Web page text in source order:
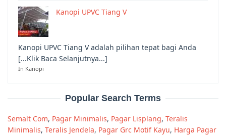
Kanopi UPVC Tiang V
Kanopi UPVC Tiang V adalah pilihan tepat bagi Anda
[...Klik Baca Selanjutnya...]
In Kanopi
Popular Search Terms
Semalt Com, Pagar Minimalis, Pagar Lisplang, Teralis
Minimalis, Teralis Jendela, Pagar Grc Motif Kayu, Harga Pagar